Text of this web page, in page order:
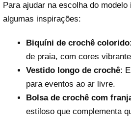
Para ajudar na escolha do modelo
algumas inspirações:
Biquíni de crochê colorido
de praia, com cores
Vestido longo de crochê:
para eventos ao ar livre.
Bolsa de crochê com
estiloso que complementa